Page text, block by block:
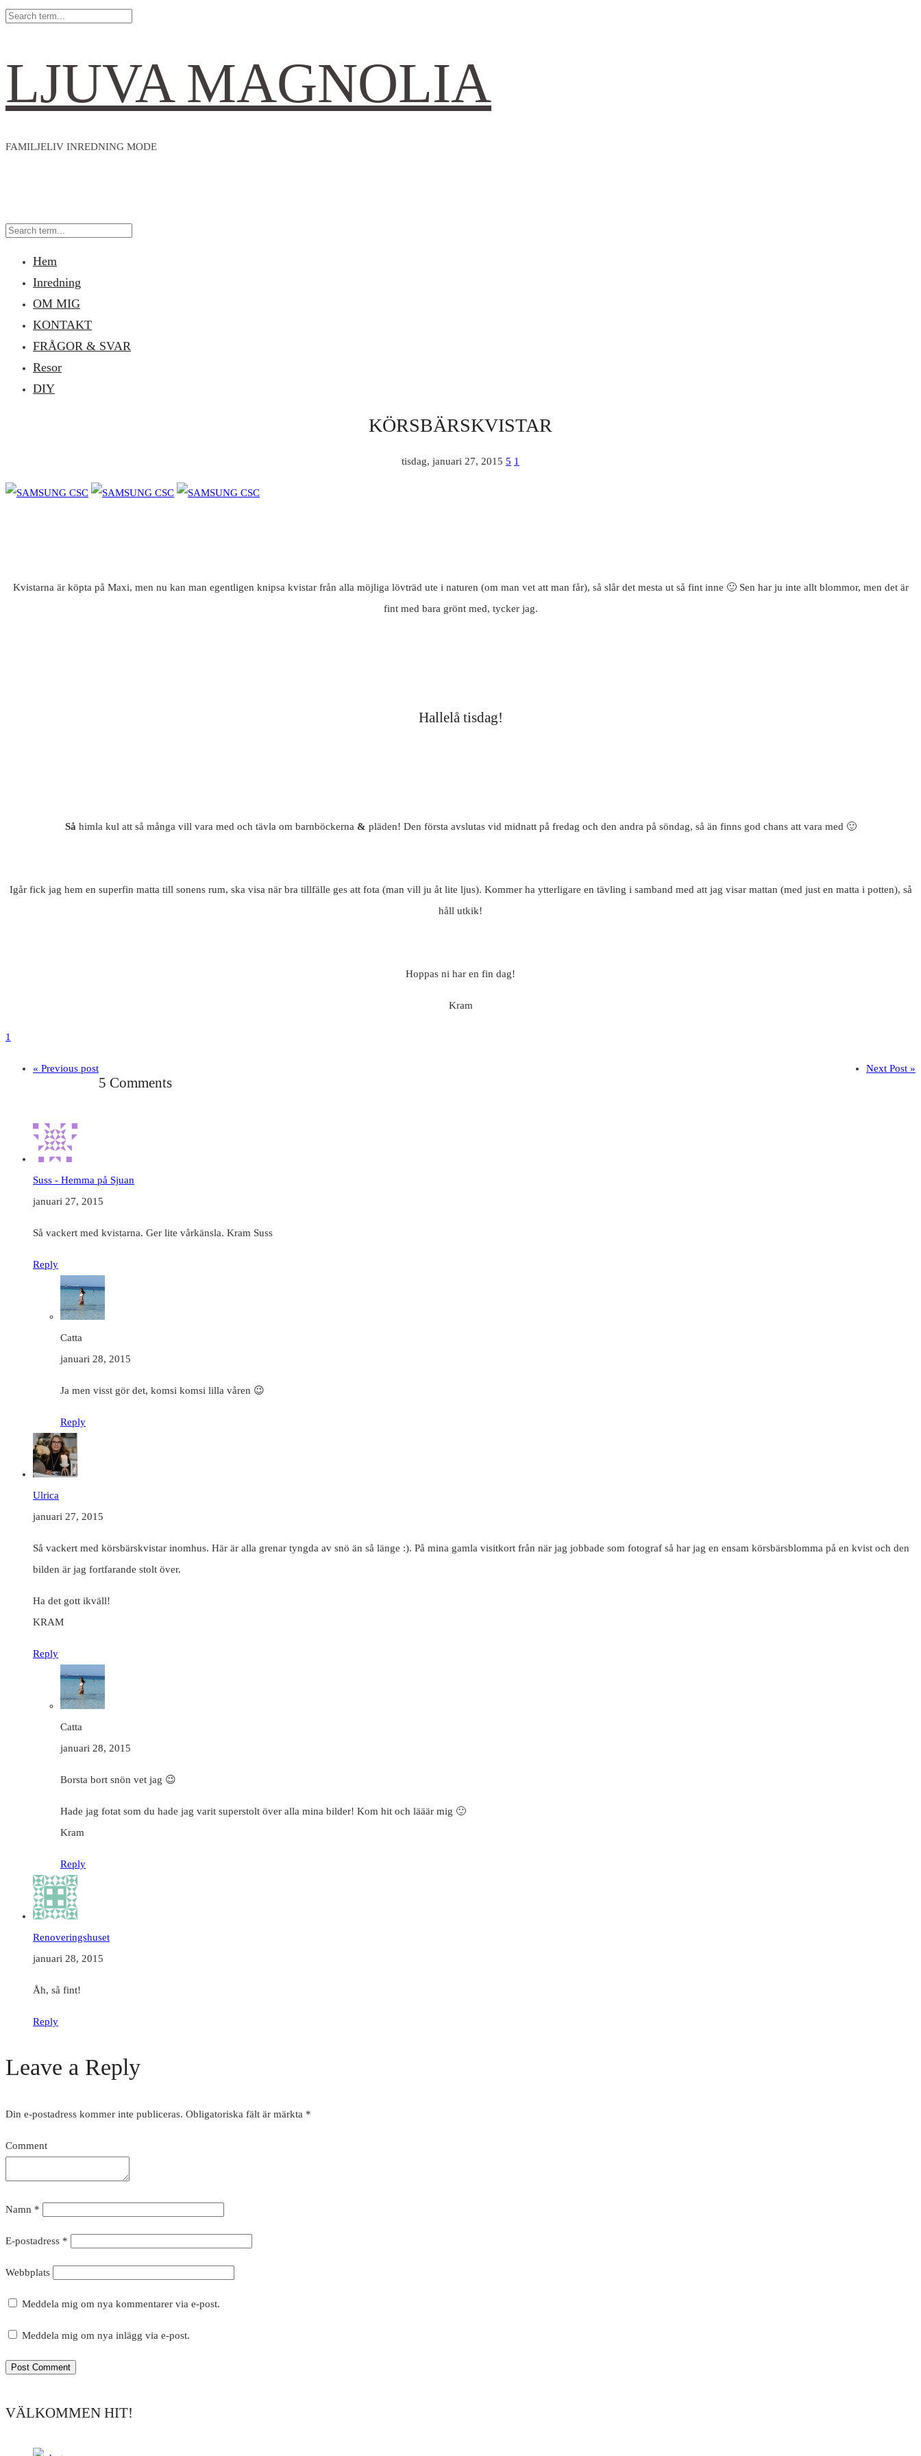
LJUVA MAGNOLIA
FAMILJELIV INREDNING MODE
Hem
Inredning
OM MIG
KONTAKT
FRÅGOR & SVAR
Resor
DIY
KÖRSBÄRSKVISTAR
tisdag, januari 27, 2015 5 1
Kvistarna är köpta på Maxi, men nu kan man egentligen knipsa kvistar från alla möjliga lövträd ute i naturen (om man vet att man får), så slår det mesta ut så fint inne 🙂 Sen har ju inte allt blommor, men det är
fint med bara grönt med, tycker jag.
Hallelå tisdag!
Så himla kul att så många vill vara med och tävla om barnböckerna & pläden! Den första avslutas vid midnatt på fredag och den andra på söndag, så än finns god chans att vara med 🙂
Igår fick jag hem en superfin matta till sonens rum, ska visa när bra tillfälle ges att fota (man vill ju åt lite ljus). Kommer ha ytterligare en tävling i samband med att jag visar mattan (med just en matta i potten), så
håll utkik!
Hoppas ni har en fin dag!
Kram
1
« Previous post Next Post »
5 Comments
Suss - Hemma på Sjuan
januari 27, 2015
Så vackert med kvistarna. Ger lite vårkänsla. Kram Suss
Reply
Catta
januari 28, 2015
Ja men visst gör det, komsi komsi lilla våren 😉
Reply
Ulrica
januari 27, 2015
Så vackert med körsbärskvistar inomhus. Här är alla grenar tyngda av snö än så länge :). På mina gamla visitkort från när jag jobbade som fotograf så har jag en ensam körsbärsblomma på en kvist och den
bilden är jag fortfarande stolt över.
Ha det gott ikväll!
KRAM
Reply
Catta
januari 28, 2015
Borsta bort snön vet jag 😉
Hade jag fotat som du hade jag varit superstolt över alla mina bilder! Kom hit och lääär mig 🙂
Kram
Reply
Renoveringshuset
januari 28, 2015
Åh, så fint!
Reply
Leave a Reply
Din e-postadress kommer inte publiceras. Obligatoriska fält är märkta *
Comment
Namn *
E-postadress *
Webbplats
Meddela mig om nya kommentarer via e-post.
Meddela mig om nya inlägg via e-post.
VÄLKOMMEN HIT!